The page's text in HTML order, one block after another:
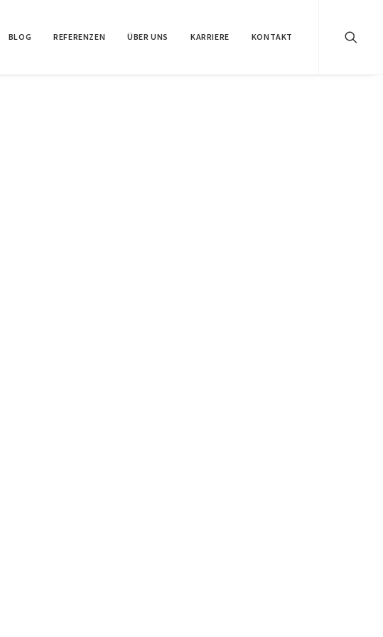
BLOG REFERENZEN ÜBER UNS KARRIERE KONTAKT